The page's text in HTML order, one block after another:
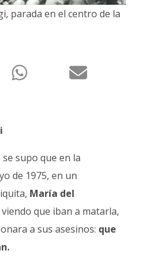
parada en el centro de la
supo que en la
de 1975, en un
María del
viendo que iban a matarla,
a sus asesinos: que